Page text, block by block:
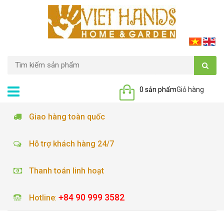
Giỏ hàng
0 sản phẩm
Giao hàng toàn quốc
Hỗ trợ khách hàng 24/7
Thanh toán linh hoạt
Hotline: +84 90 999 3582